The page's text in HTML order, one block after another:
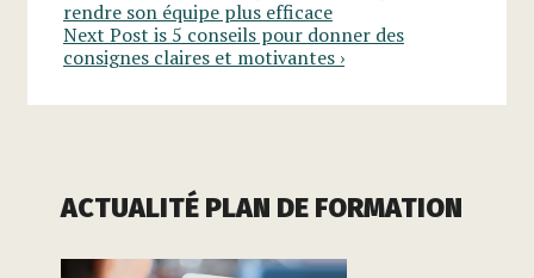
rendre son équipe plus efficace
Next Post is 5 conseils pour donner des
consignes claires et motivantes ›
ACTUALITÉ PLAN DE FORMATION